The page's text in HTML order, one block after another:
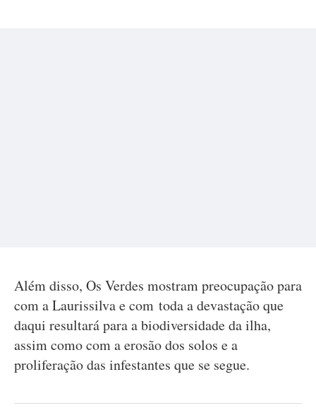
Além disso, Os Verdes mostram preocupação para
com a Laurissilva e com toda a devastação que
daqui resultará para a biodiversidade da ilha,
assim como com a erosão dos solos e a
proliferação das infestantes que se segue.